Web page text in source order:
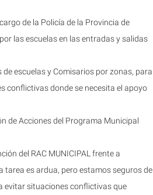
de la Policía de la Provincia de
las escuelas en las entradas y salidas
de escuelas y Comisarios por zonas, para
conflictivas donde se necesita el apoyo
de Acciones del Programa Municipal
del RAC MUNICIPAL frente a
tarea es ardua, pero estamos seguros de
evitar situaciones conflictivas que